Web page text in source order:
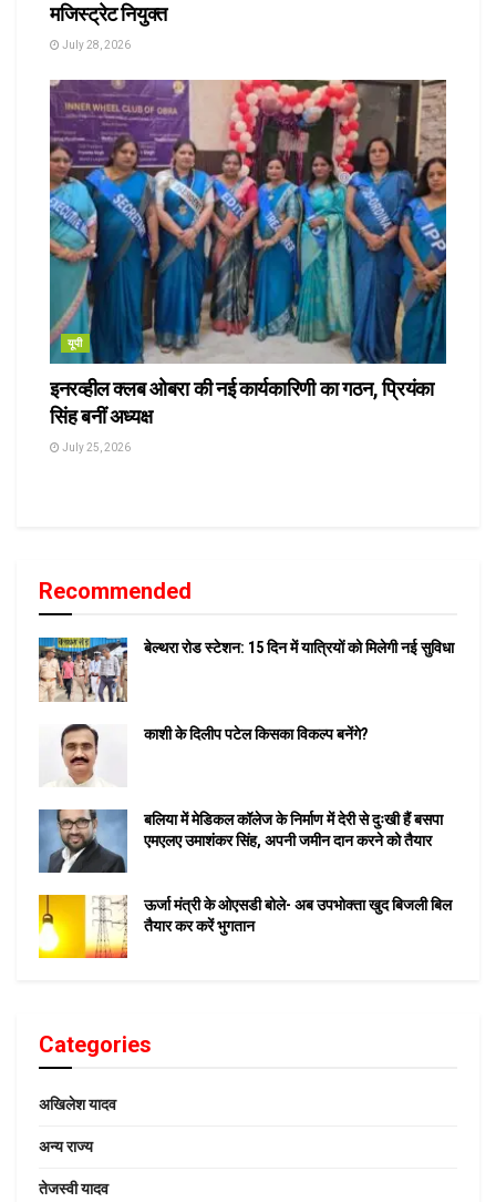
मजिस्ट्रेट नियुक्त
July 28, 2026
यूपी
इनरव्हील क्लब ओबरा की नई कार्यकारिणी का गठन, प्रियंका
सिंह बनीं अध्यक्ष
July 25, 2026
Recommended
बेल्थरा रोड स्टेशन: 15 दिन में यात्रियों को मिलेगी नई सुविधा
काशी के दिलीप पटेल किसका विकल्प बनेंगे?
बलिया में मेडिकल कॉलेज के निर्माण में देरी से दुःखी हैं बसपा
एमएलए उमाशंकर सिंह, अपनी जमीन दान करने को तैयार
ऊर्जा मंत्री के ओएसडी बोले- अब उपभोक्ता खुद बिजली बिल
तैयार कर करें भुगतान
Categories
अखिलेश यादव
अन्य राज्य
तेजस्वी यादव